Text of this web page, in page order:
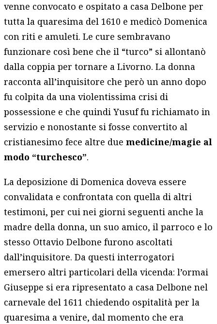
venne convocato e ospitato a casa Delbone per
tutta la quaresima del 1610 e medicò Domenica
con riti e amuleti. Le cure sembravano
funzionare così bene che il “turco” si allontanò
dalla coppia per tornare a Livorno. La donna
racconta all’inquisitore che però un anno dopo
fu colpita da una violentissima crisi di
possessione e che quindi Yusuf fu richiamato in
servizio e nonostante si fosse convertito al
cristianesimo fece altre duemedicine/magie al
modo “turchesco”.
La deposizione di Domenica doveva essere
convalidata e confrontata con quella di altri
testimoni, per cui nei giorni seguenti anche la
madre della donna, un suo amico, il parroco e lo
stesso Ottavio Delbone furono ascoltati
dall’inquisitore. Da questi interrogatori
emersero altri particolari della vicenda: l’ormai
Giuseppe si era ripresentato a casa Delbone nel
carnevale del 1611 chiedendo ospitalità per la
quaresima a venire, dal momento che era